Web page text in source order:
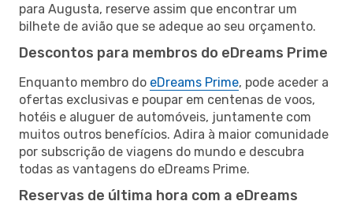
para Augusta, reserve assim que encontrar um
bilhete de avião que se adeque ao seu orçamento.
Descontos para membros do eDreams Prime
Enquanto membro do eDreams Prime, pode aceder a
ofertas exclusivas e poupar em centenas de voos,
hotéis e aluguer de automóveis, juntamente com
muitos outros benefícios. Adira à maior comunidade
por subscrição de viagens do mundo e descubra
todas as vantagens do eDreams Prime.
Reservas de última hora com a eDreams